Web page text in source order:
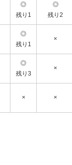
イムセールが開催中☆彡
◎
残り1
◎
残り2
◎
残り1
×
◎
残り3
×
× ×